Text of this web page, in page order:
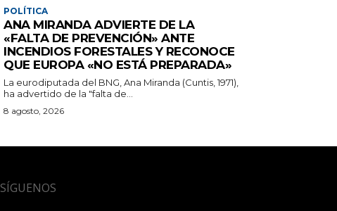
POLÍTICA
ANA MIRANDA ADVIERTE DE LA
«FALTA DE PREVENCIÓN» ANTE
INCENDIOS FORESTALES Y RECONOCE
QUE EUROPA «NO ESTÁ PREPARADA»
La eurodiputada del BNG, Ana Miranda (Cuntis, 1971),
ha advertido de la "falta de...
8 agosto, 2026
SÍGUENOS